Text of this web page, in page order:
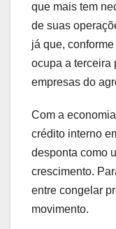
que mais tem
de suas
já que,
ocupa a terceira
empresas do
Com a
crédito interno
desponta como
crescimento.
entre congelar
movimento.